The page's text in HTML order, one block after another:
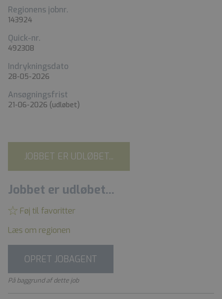
Regionens jobnr.
143924
Quick-nr.
492308
Indrykningsdato
28-05-2026
Ansøgningsfrist
21-06-2026 (udløbet)
JOBBET ER UDLØBET...
Jobbet er udløbet...
Føj til favoritter
Læs om regionen
OPRET JOBAGENT
På baggrund af dette job